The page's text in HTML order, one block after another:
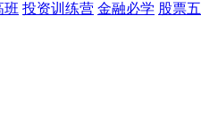
班 投资训练营 金融必学 股票